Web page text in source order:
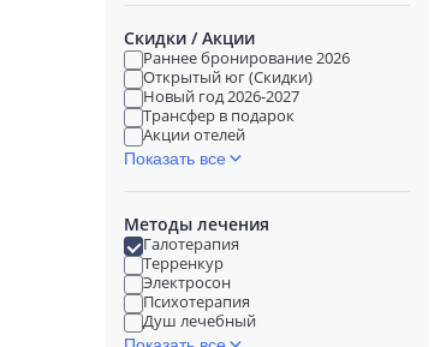
Скидки / Акции
Раннее бронирование 2026
Открытый юг (Скидки)
Новый год 2026-2027
Трансфер в подарок
Акции отелей
Показать все
Методы лечения
Галотерапия
Терренкур
Электросон
Психотерапия
Душ лечебный